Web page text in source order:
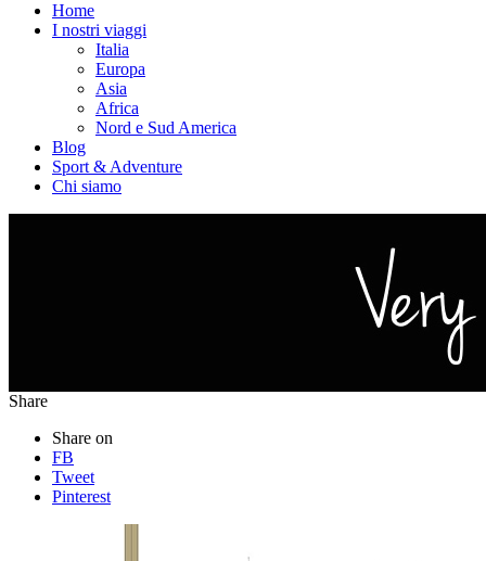
Home
I nostri viaggi
Italia
Europa
Asia
Africa
Nord e Sud America
Blog
Sport & Adventure
Chi siamo
Share
Share on
FB
Tweet
Pinterest